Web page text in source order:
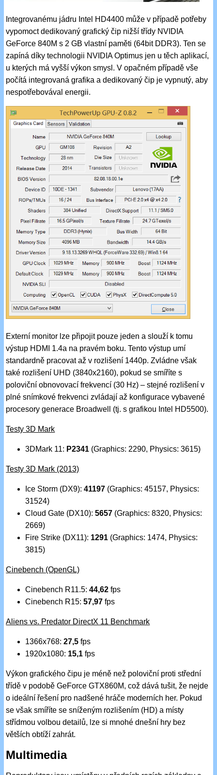
Integrovanému jádru Intel HD4400 může v případě potřeby
vypomoct dedikovaný grafický čip nižší třídy NVIDIA
GeForce 840M s 2 GB vlastní paměti (64bit DDR3). Ten se
zapíná díky technologii NVIDIA Optimus jen u těch aplikací,
u kterých má vyšší výkon smysl. V opačném případě vše
počítá integrovaná grafika a dedikovaný čip je vypnutý, aby
nespotřebovával energii.
Externí monitor lze připojit pouze jeden a slouží k tomu
výstup HDMI 1.4a na pravém boku. Tento výstup umí
standardně pracovat až v rozlišení 1440p. Zvládne však
také rozlišení UHD (3840x2160), pokud se smíříte s
poloviční obnovovací frekvencí (30 Hz) – stejné rozlišení v
plné snímkové frekvenci zvládají až konfigurace vybavené
procesory generace Broadwell (tj. s grafikou Intel HD5500).
Testy 3D Mark
3DMark 11: P2341 (Graphics: 2290, Physics: 3615)
Testy 3D Mark (2013)
Ice Storm (DX9):41197 (Graphics: 45157, Physics:
31524)
Cloud Gate (DX10):5657 (Graphics: 8320, Physics:
2669)
Fire Strike (DX11): 1291 (Graphics: 1474, Physics:
3815)
Cinebench (OpenGL)
Cinebench R11.5:44,62 fps
Cinebench R15:57,97 fps
Aliens vs. Predator DirectX 11 Benchmark
1366x768:27,5 fps
1920x1080: 15,1 fps
Výkon grafického čipu je méně než poloviční proti střední
třídě v podobě GeForce GTX860M, což dává tušit, že nejde
o ideální řešení pro nadšené hráče moderních her. Pokud
se však smíříte se sníženým rozlišením (HD) a místy
střídmou volbou detailů, lze si mnohé dnešní hry bez
větších obtíží zahrát.
Multimedia